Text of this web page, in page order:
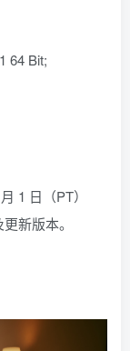
64 Bit;
1 日（PT）
新版本。